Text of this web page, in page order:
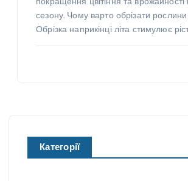
покращення цвітіння та врожайності
сезону. Чому варто обрізати рослини
Обрізка наприкінці літа стимулює
Категорії